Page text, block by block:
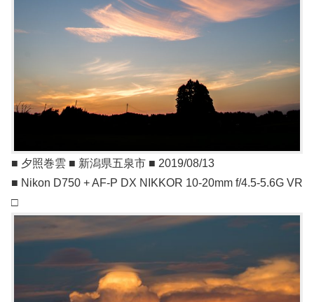
■ 夕照巻雲 ■ 新潟県五泉市 ■ 2019/08/13
■ Nikon D750 + AF-P DX NIKKOR 10-20mm f/4.5-5.6G VR
□